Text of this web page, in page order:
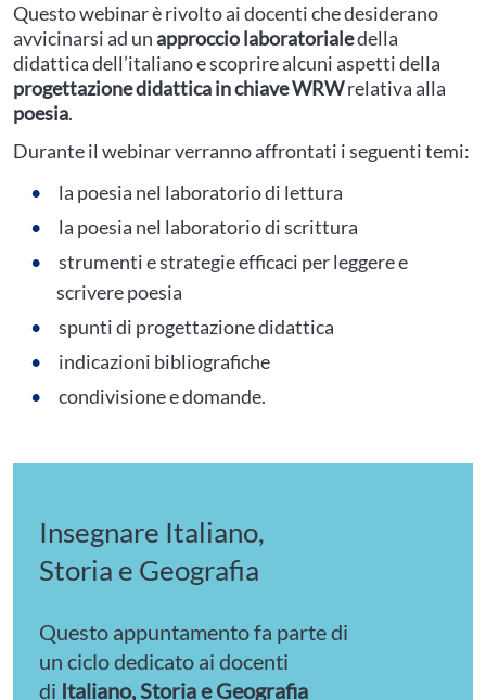
Questo webinar è rivolto ai docenti che desiderano
avvicinarsi ad unapproccio laboratorialedella
didattica dell’italiano e scoprire alcuni aspetti della
progettazione didattica in chiave WRWrelativa alla
poesia.
Durante il webinar verranno affrontati i seguenti temi:
la poesia nel laboratorio di lettura
la poesia nel laboratorio di scrittura
strumenti e strategie efficaci per leggere e
scrivere poesia
spunti di progettazione didattica
indicazioni bibliografiche
condivisione e domande.
Insegnare Italiano,
Storia e Geografia
Questo appuntamento fa parte di
un ciclo dedicato ai docenti
di Italiano, Storia e Geografia